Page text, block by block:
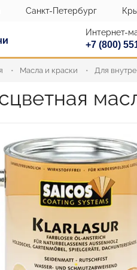
Санкт-Петербург
Интернет-
+7 (800)
Масла и краски Для